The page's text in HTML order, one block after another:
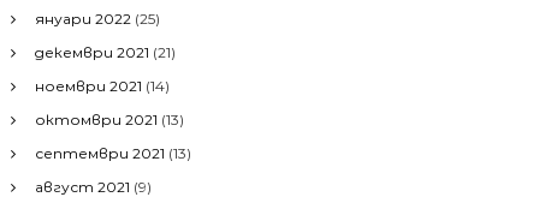
януари 2022 (25)
декември 2021 (21)
ноември 2021 (14)
октомври 2021 (13)
септември 2021 (13)
август 2021 (9)